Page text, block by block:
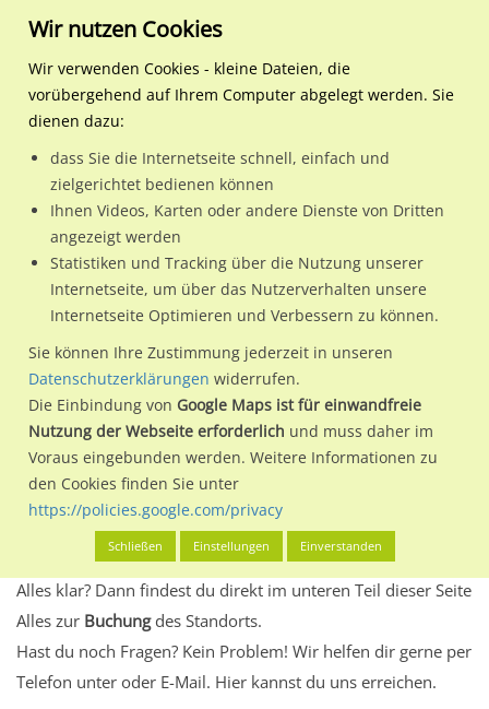
Regionale Plakatwerbung Sachsen-Anhalt
Magdeburg,
Dodendorfer Str./
Nutze günstige Werbemöglichkeiten am Standort
Dodendorfer Str./Marienstr./We.li.im Ortsteil Leipziger
Straße)in Magdeburg, Landeshauptstadt.
Wir erheben für jede unserer Werbeflächen individuelle und
aktuelleStandortinformationenund Leistungswerte. Damit
kannst du dich schon vor der Buchung im Detail über den
Standort, seine Reichweite und Werbewirkung sowie
eventuelle Beschränkungen in den zugelassenen
Werbeinhalten informieren.
Alles klar? Dann findest du direkt im unteren Teil dieser Seite
Alles zur Buchungdes Standorts.
Hast du noch Fragen? Kein Problem! Wir helfen dir gerne per
Telefon unter oder E-Mail. Hier kannst du uns erreichen.
Wir nutzen Cookies
Wir verwenden Cookies - kleine Dateien, die
vorübergehend auf Ihrem Computer abgelegt werden. Sie
dienen dazu:
dass Sie die Internetseite schnell, einfach und
zielgerichtet bedienen können
Ihnen Videos, Karten oder andere Dienste von Dritten
angezeigt werden
Statistiken und Tracking über die Nutzung unserer
Internetseite, um über das Nutzerverhalten unsere
Internetseite Optimieren und Verbessern zu können.
Sie können Ihre Zustimmung jederzeit in unseren
Datenschutzerklärungen widerrufen.
Die Einbindung von Google Maps ist für einwandfreie
Nutzung der Webseite erforderlich und muss daher im
Voraus eingebunden werden. Weitere Informationen zu
den Cookies finden Sie unter
https://policies.google.com/privacy
Schließen Einstellungen Einverstanden